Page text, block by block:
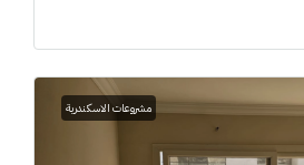
مشروعات الاسكندرية